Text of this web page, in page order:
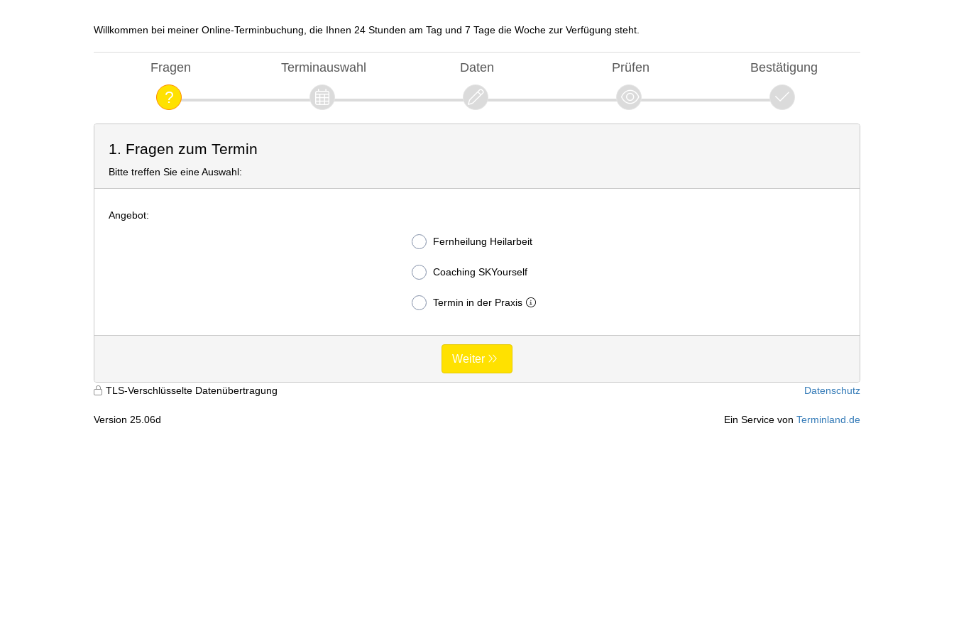
Willkommen bei meiner Online-Terminbuchung, die Ihnen 24 Stunden am Tag und 7 Tage die Woche zur Verfügung steht.
Fragen Terminauswahl Daten Prüfen Bestätigung
1. Fragen zum Termin
Bitte treffen Sie eine Auswahl:
Angebot:
Fernheilung Heilarbeit
Coaching SKYourself
Termin in der Praxis
Weiter
TLS-Verschlüsselte Datenübertragung Datenschutz
Version 25.06d Ein Service von Terminland.de